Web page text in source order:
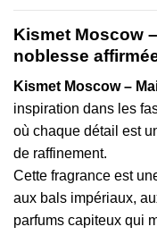
Kismet Moscow
noblesse
Kismet Moscow –
inspiration dans les
où chaque détail est
de raffinement.
Cette fragrance est
aux bals impériaux,
parfums capiteux qui